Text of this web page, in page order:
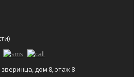
дом 8, этаж 8